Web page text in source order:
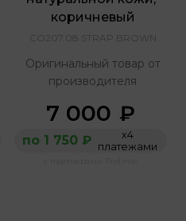
коричневый
CO207.08 STRAP BROWN
Оригинальный товар от
производителя
7 000 ₽
по 1 750 ₽
х4
платежами